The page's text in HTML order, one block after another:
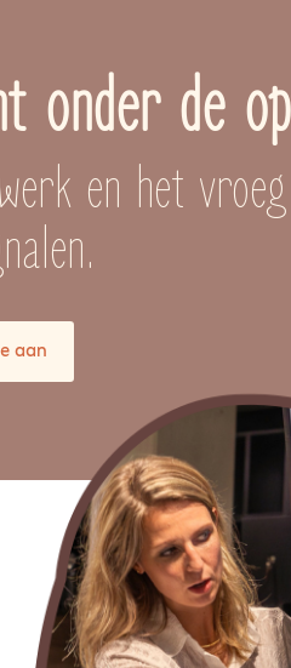
onder de
en het
aan